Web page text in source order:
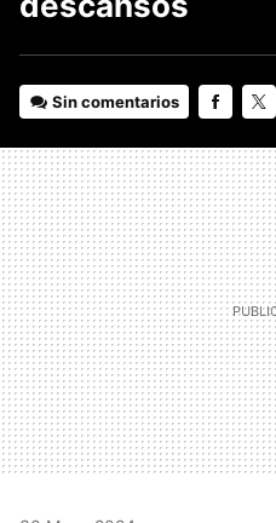
Sin comentarios